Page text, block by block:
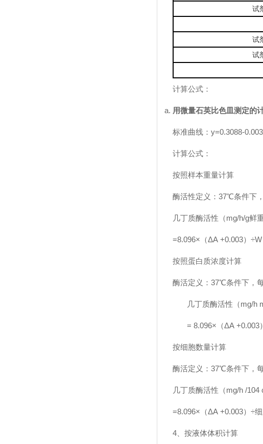
试
试
试
计算公式：
用微量石英比色皿测定的
标准曲线：y=0.3088-
计算公式：
按照样本重量计算
酶活性定义：37℃条件下
几丁质酶活性（mg/h/g鲜
=8.096×（ΔA +0.003）÷W
按照蛋白质浓度计算
酶活定义：37℃条件下，
几丁质酶活性（mg/
= 8.096×（ΔA +0.003
按细胞数量计算
酶活定义：37℃条件下，
几丁质酶活性（mg/h /
=8.096×（ΔA +0.003）÷
4、按液体体积计算